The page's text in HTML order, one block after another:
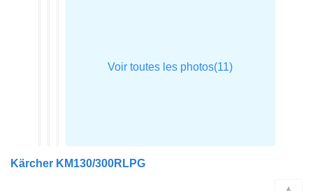
Kärcher KM130/300RLPG